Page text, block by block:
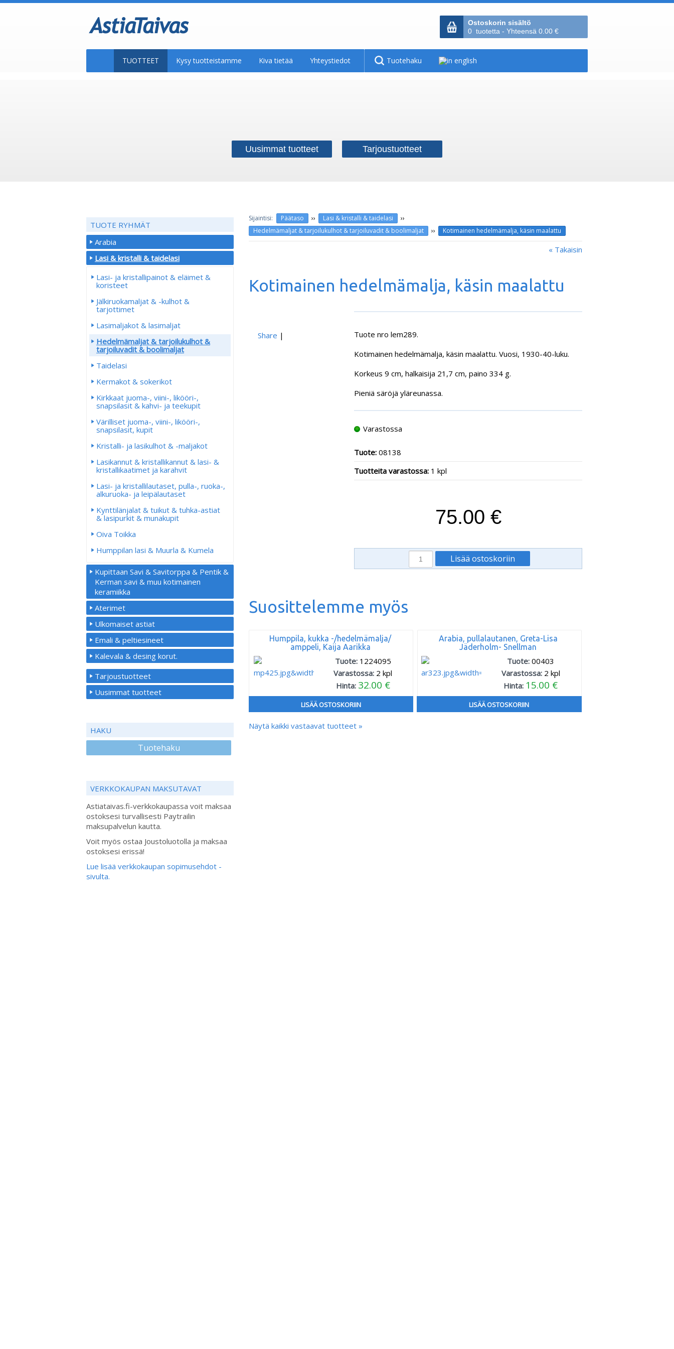
Ostoskorin sisältö
0 tuotetta - Yhteensä 0.00 €
TUOTTEET Kysy tuotteistamme Kiva tietää Yhteystiedot Tuotehaku
Uusimmat tuotteet Tarjoustuotteet
Päätaso ›› Lasi & kristalli & taidelasi ››
Hedelmämaljat & tarjoilukulhot & tarjoiluvadit & boolimaljat ›› Kotimainen hedelmämalja, käsin maalattu
« Takaisin
Kotimainen hedelmämalja, käsin maalattu
Share | Tuote nro lem289.
Kotimainen hedelmämalja, käsin maalattu. Vuosi, 1930-40-luku.
Korkeus 9 cm, halkaisija 21,7 cm, paino 334 g.
Pieniä säröjä yläreunassa.
Varastossa
Tuote: 08138
Tuotteita varastossa: 1 kpl
75.00 €
Suosittelemme myös
Humppila, kukka -/hedelmämalja/
amppeli, Kaija Aarikka
Tuote: 1224095
Varastossa: 2 kpl
Hinta: 32.00 €
LISÄÄ OSTOSKORIIN
Arabia, pullalautanen, Greta-Lisa
Jäderholm- Snellman
Tuote:00403
Varastossa: 2 kpl
Hinta: 15.00 €
LISÄÄ OSTOSKORIIN
Näytä kaikki vastaavat tuotteet »
TUOTE RYHMÄT
Arabia
Lasi & kristalli & taidelasi
Lasi- ja kristallipainot & eläimet &
koristeet
Jälkiruokamaljat & -kulhot &
tarjottimet
Lasimaljakot & lasimaljat
Hedelmämaljat & tarjoilukulhot &
tarjoiluvadit & boolimaljat
Taidelasi
Kermakot & sokerikot
Kirkkaat juoma-, viini-, likööri-,
snapsilasit & kahvi- ja teekupit
Värilliset juoma-, viini-, likööri-,
snapsilasit, kupit
Kristalli- ja lasikulhot & -maljakot
Lasikannut & kristallikannut & lasi- &
kristallikaatimet ja karahvit
Lasi- ja kristallilautaset, pulla-, ruoka-,
alkuruoka- ja leipälautaset
Kynttilänjalat & tuikut & tuhka-astiat
& lasipurkit & munakupit
Oiva Toikka
Humppilan lasi & Muurla & Kumela
Kupittaan Savi & Savitorppa & Pentik &
Kerman savi & muu kotimainen
keramiikka
Aterimet
Ulkomaiset astiat
Emali & peltiesineet
Kalevala & desing korut.
Tarjoustuotteet
Uusimmat tuotteet
HAKU
Tuotehaku
VERKKOKAUPAN MAKSUTAVAT
Astiataivas.fi-verkkokaupassa voit maksaa
ostoksesi turvallisesti Paytrailin
maksupalvelun kautta.
Voit myös ostaa Joustoluotolla ja maksaa
ostoksesi erissä!
Lue lisää verkkokaupan sopimusehdot -
sivulta.